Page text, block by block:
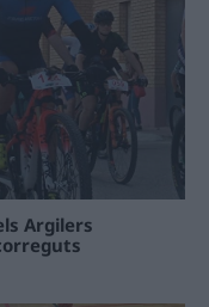
Argilers